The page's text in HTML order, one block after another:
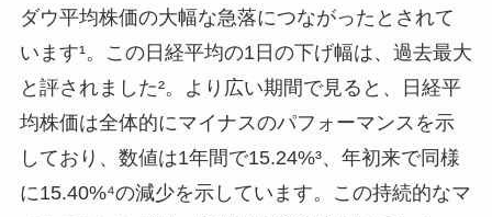
ダウ平均株価の大幅な急落につながったとされて
います¹。この日経平均の1日の下げ幅は、過去最大
と評されました²。より広い期間で見ると、日経平
均株価は全体的にマイナスのパフォーマンスを示
しており、数値は1年間で15.24%³、年初来で同様
に15.40%⁴の減少を示しています。この持続的なマ